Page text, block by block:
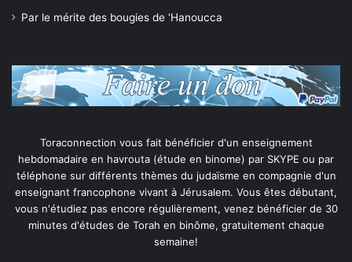
Par le mérite des bougies de ‘Hanoucca
Toraconnection vous fait bénéficier d'un enseignement
hebdomadaire en havrouta (étude en binome) par SKYPE ou par
téléphone sur différents thèmes du judaïsme en compagnie d'un
enseignant francophone vivant à Jérusalem. Vous êtes débutant,
vous n'étudiez pas encore régulièrement, venez bénéficier de 30
minutes d'études de Torah en binôme, gratuitement chaque
semaine!